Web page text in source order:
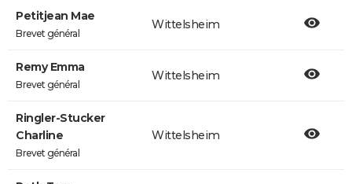
Petitjean Mae
Brevet général
Wittelsheim
Remy Emma
Brevet général
Wittelsheim
Ringler-Stucker
Charline
Brevet général
Wittelsheim